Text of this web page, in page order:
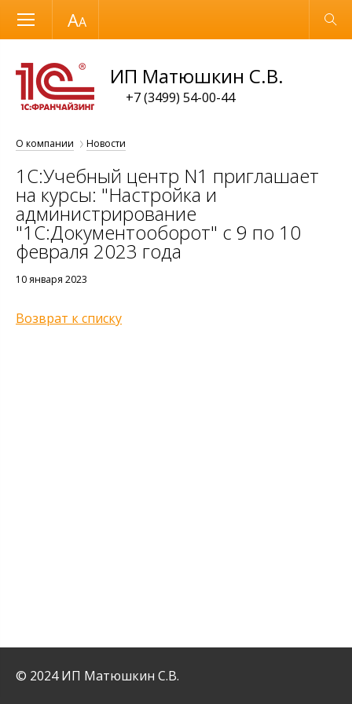
Размер шрифта Обычная версия
ИП Матюшкин С.В.
+7 (3499) 54-00-44
О компании Новости
1С:Учебный центр N1 приглашает
на курсы: "Настройка и
администрирование
"1С:Документооборот" с 9 по 10
февраля 2023 года
10 января 2023
Возврат к списку
© 2024 ИП Матюшкин С.В.